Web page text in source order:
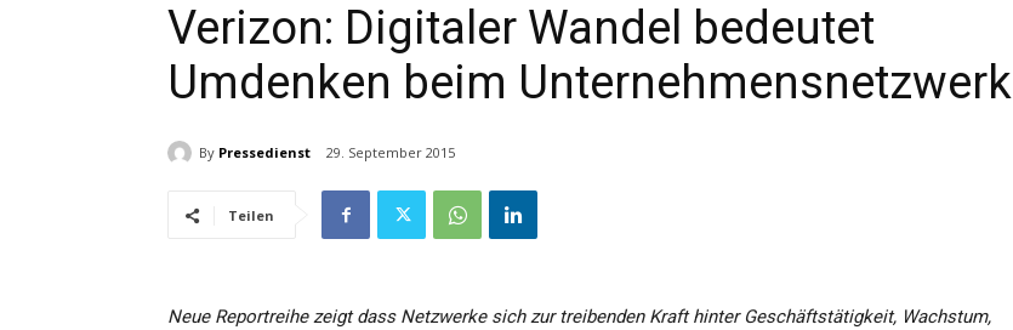
Verizon: Digitaler Wandel bedeutet
Umdenken beim Unternehmensnetzwerk
By Pressedienst 29. September 2015
Teilen
Neue Reportreihe zeigt dass Netzwerke sich zur treibenden Kraft hinter Geschäftstätigkeit, Wachstum,